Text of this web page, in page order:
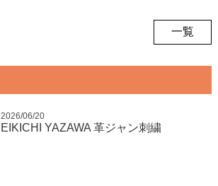
一覧
2026/06/20
EIKICHI YAZAWA 革ジャン刺繍